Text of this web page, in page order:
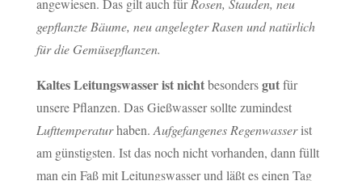
angewiesen. Das gilt auch fürRosen, Stauden, neu
gepflanzte Bäume, neu angelegter Rasen und natürlich
für die Gemüsepflanzen.
Kaltes Leitungswasser ist nichtbesondersgutfür
unsere Pflanzen. Das Gießwasser sollte zumindest
Lufttemperaturhaben. Aufgefangenes Regenwasserist
am günstigsten. Ist das noch nicht vorhanden, dann füllt
man ein Faß mit Leitungswasser und läßt es einen Tag